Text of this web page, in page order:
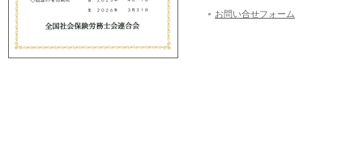
お問い合せフォーム